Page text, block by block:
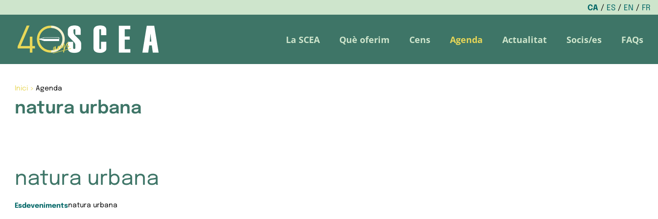
CA ES EN
FR
content
La SCEA Què oferim Cens Agenda Actualitat Socis/es FAQs
Inici> Agenda
natura urbana
natura urbana
Esdevenimentsnatura urbana